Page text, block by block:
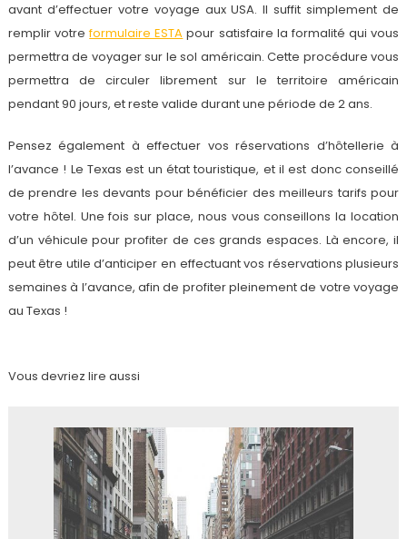
avant d’effectuer votre voyage aux USA. Il suffit simplement de
remplir votreformulaire ESTA pour satisfaire la formalité qui vous
permettra de voyager sur le sol américain. Cette procédure vous
permettra de circuler librement sur le territoire américain
pendant 90 jours, et reste valide durant une période de 2 ans.
Pensez également à effectuer vos réservations d’hôtellerie à
l’avance ! Le Texas est un état touristique, et il est donc conseillé
de prendre les devants pour bénéficier des meilleurs tarifs pour
votre hôtel. Une fois sur place, nous vous conseillons la location
d’un véhicule pour profiter de ces grands espaces. Là encore, il
peut être utile d’anticiper en effectuant vos réservations plusieurs
semaines à l’avance, afin de profiter pleinement de votre voyage
au Texas !
Vous devriez lire aussi